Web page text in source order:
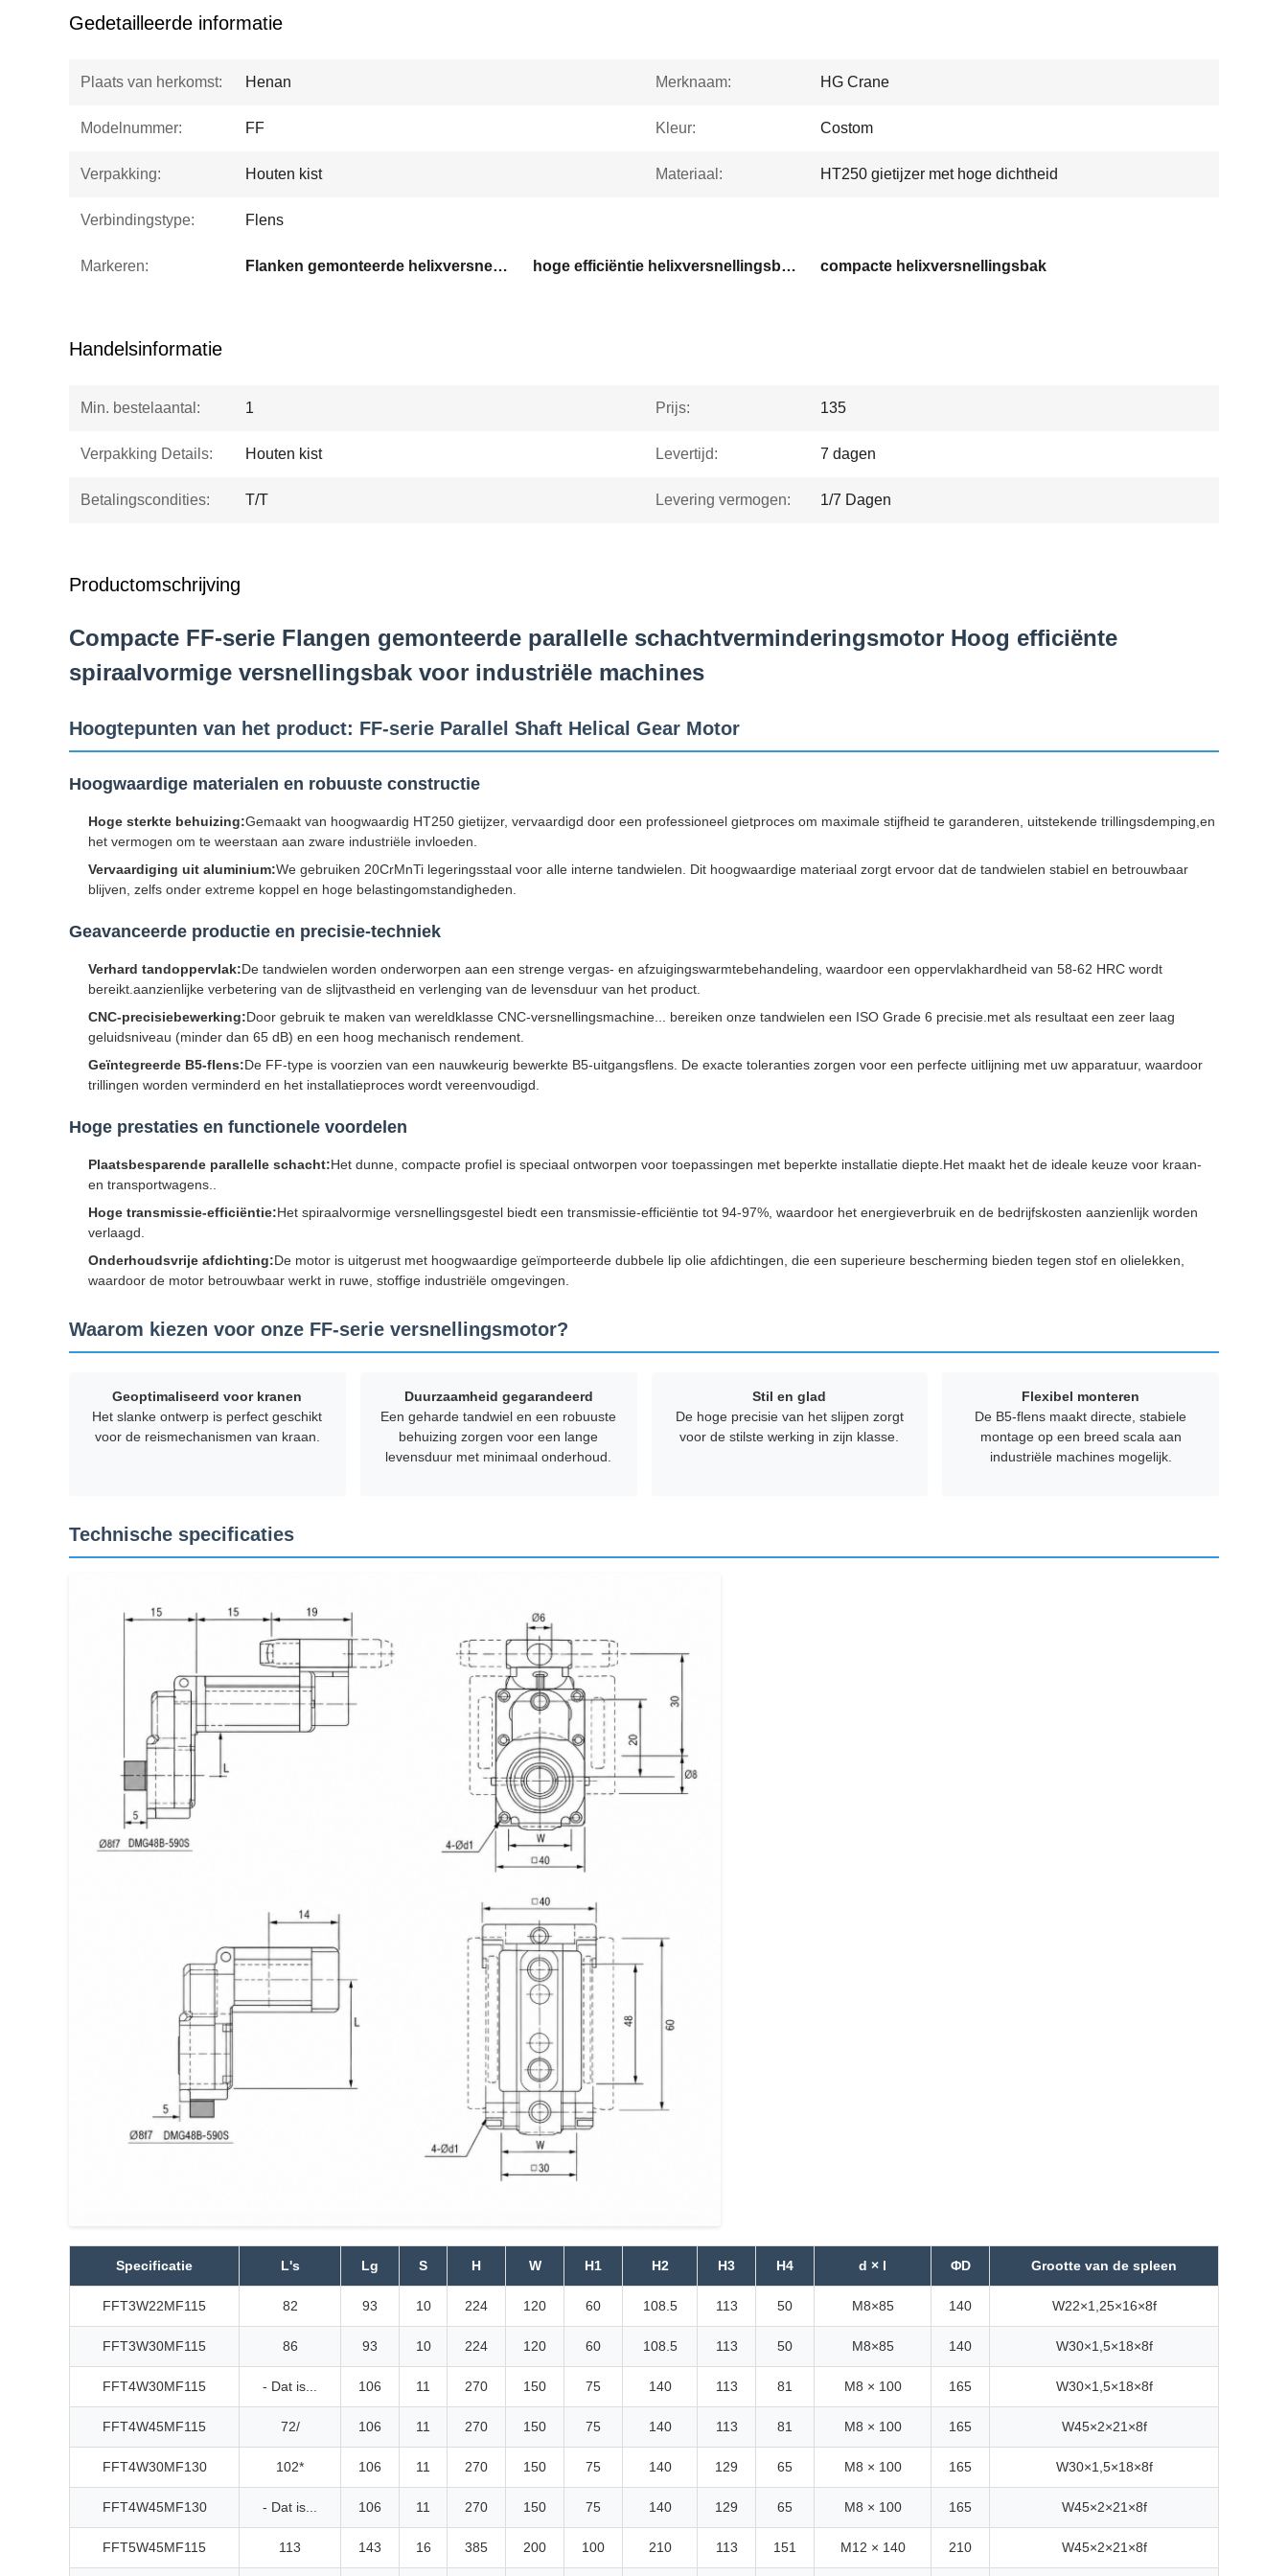
Gedetailleerde informatie
Plaats van herkomst: Henan Merknaam: HG Crane
Modelnummer: FF Kleur: Costom
Verpakking: Houten kist Materiaal: HT250 gietijzer met hoge dichtheid
Verbindingstype: Flens
Markeren: Flanken gemonteerde helixversnellingsbak hoge efficiëntie helixversnellingsbak compacte helixversnellingsbak
Handelsinformatie
Min. bestelaantal: 1 Prijs: 135
Verpakking Details: Houten kist Levertijd: 7 dagen
Betalingscondities: T/T Levering vermogen: 1/7 Dagen
Productomschrijving
Compacte FF-serie Flangen gemonteerde parallelle schachtverminderingsmotor Hoog efficiënte
spiraalvormige versnellingsbak voor industriële machines
Hoogtepunten van het product: FF-serie Parallel Shaft Helical Gear Motor
Hoogwaardige materialen en robuuste constructie
Hoge sterkte behuizing:Gemaakt van hoogwaardig HT250 gietijzer, vervaardigd door een professioneel gietproces om maximale stijfheid te garanderen, uitstekende trillingsdemping,en
het vermogen om te weerstaan aan zware industriële invloeden.
Vervaardiging uit aluminium:We gebruiken 20CrMnTi legeringsstaal voor alle interne tandwielen. Dit hoogwaardige materiaal zorgt ervoor dat de tandwielen stabiel en betrouwbaar
blijven, zelfs onder extreme koppel en hoge belastingomstandigheden.
Geavanceerde productie en precisie-techniek
Verhard tandoppervlak:De tandwielen worden onderworpen aan een strenge vergas- en afzuigingswarmtebehandeling, waardoor een oppervlakhardheid van 58-62 HRC wordt
bereikt.aanzienlijke verbetering van de slijtvastheid en verlenging van de levensduur van het product.
CNC-precisiebewerking:Door gebruik te maken van wereldklasse CNC-versnellingsmachine... bereiken onze tandwielen een ISO Grade 6 precisie.met als resultaat een zeer laag
geluidsniveau (minder dan 65 dB) en een hoog mechanisch rendement.
Geïntegreerde B5-flens:De FF-type is voorzien van een nauwkeurig bewerkte B5-uitgangsflens. De exacte toleranties zorgen voor een perfecte uitlijning met uw apparatuur, waardoor
trillingen worden verminderd en het installatieproces wordt vereenvoudigd.
Hoge prestaties en functionele voordelen
Plaatsbesparende parallelle schacht:Het dunne, compacte profiel is speciaal ontworpen voor toepassingen met beperkte installatie diepte.Het maakt het de ideale keuze voor kraan-
en transportwagens..
Hoge transmissie-efficiëntie:Het spiraalvormige versnellingsgestel biedt een transmissie-efficiëntie tot 94-97%, waardoor het energieverbruik en de bedrijfskosten aanzienlijk worden
verlaagd.
Onderhoudsvrije afdichting:De motor is uitgerust met hoogwaardige geïmporteerde dubbele lip olie afdichtingen, die een superieure bescherming bieden tegen stof en olielekken,
waardoor de motor betrouwbaar werkt in ruwe, stoffige industriële omgevingen.
Waarom kiezen voor onze FF-serie versnellingsmotor?
Geoptimaliseerd voor kranen
Het slanke ontwerp is perfect geschikt
voor de reismechanismen van kraan.
Duurzaamheid gegarandeerd
Een geharde tandwiel en een robuuste
behuizing zorgen voor een lange
levensduur met minimaal onderhoud.
Stil en glad
De hoge precisie van het slijpen zorgt
voor de stilste werking in zijn klasse.
Flexibel monteren
De B5-flens maakt directe, stabiele
montage op een breed scala aan
industriële machines mogelijk.
Technische specificaties
Specificatie L's Lg S H W H1 H2 H3 H4 d × l ΦD Grootte van de spleen
FFT3W22MF115 82 93 10 224 120 60 108.5 113 50 M8×85 140 W22×1,25×16×8f
FFT3W30MF115 86 93 10 224 120 60 108.5 113 50 M8×85 140 W30×1,5×18×8f
FFT4W30MF115 - Dat is... 106 11 270 150 75 140 113 81 M8 × 100 165 W30×1,5×18×8f
FFT4W45MF115 72/ 106 11 270 150 75 140 113 81 M8 × 100 165 W45×2×21×8f
FFT4W30MF130 102* 106 11 270 150 75 140 129 65 M8 × 100 165 W30×1,5×18×8f
FFT4W45MF130 - Dat is... 106 11 270 150 75 140 129 65 M8 × 100 165 W45×2×21×8f
FFT5W45MF115 113 143 16 385 200 100 210 113 151 M12 × 140 210 W45×2×21×8f